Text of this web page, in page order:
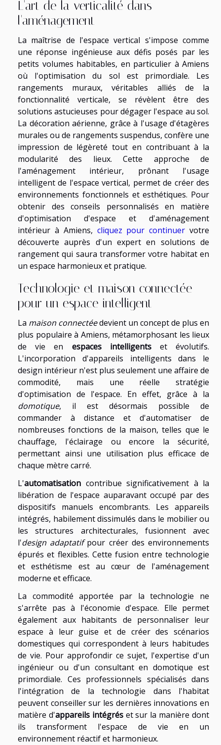
L'art de la verticalité dans
l'aménagement
La maîtrise de l'espace vertical s'impose comme
une réponse ingénieuse aux défis posés par les
petits volumes habitables, en particulier à Amiens
où l'optimisation du sol est primordiale. Les
rangements muraux, véritables alliés de la
fonctionnalité verticale, se révèlent être des
solutions astucieuses pour dégager l'espace au sol.
La décoration aérienne, grâce à l'usage d'étagères
murales ou de rangements suspendus, confère une
impression de légèreté tout en contribuant à la
modularité des lieux. Cette approche de
l'aménagement intérieur, prônant l'usage
intelligent de l'espace vertical, permet de créer des
environnements fonctionnels et esthétiques. Pour
obtenir des conseils personnalisés en matière
d'optimisation d'espace et d'aménagement
intérieur à Amiens, cliquez pour continuer votre
découverte auprès d'un expert en solutions de
rangement qui saura transformer votre habitat en
un espace harmonieux et pratique.
Technologie et maison connectée
pour un espace intelligent
La maison connectéedevient un concept de plus en
plus populaire à Amiens, métamorphosant les lieux
de vie en espaces intelligentset évolutifs.
L'incorporation d'appareils intelligents dans le
design intérieur n'est plus seulement une affaire de
commodité, mais une réelle stratégie
d'optimisation de l'espace. En effet, grâce à la
domotique, il est désormais possible de
commander à distance et d'automatiser de
nombreuses fonctions de la maison, telles que le
chauffage, l'éclairage ou encore la sécurité,
permettant ainsi une utilisation plus efficace de
chaque mètre carré.
L'automatisation contribue significativement à la
libération de l'espace auparavant occupé par des
dispositifs manuels encombrants. Les appareils
intégrés, habilement dissimulés dans le mobilier ou
les structures architecturales, fusionnent avec
l'design adaptatifpour créer des environnements
épurés et flexibles. Cette fusion entre technologie
et esthétisme est au cœur de l'aménagement
moderne et efficace.
La commodité apportée par la technologie ne
s'arrête pas à l'économie d'espace. Elle permet
également aux habitants de personnaliser leur
espace à leur guise et de créer des scénarios
domestiques qui correspondent à leurs habitudes
de vie. Pour approfondir ce sujet, l'expertise d'un
ingénieur ou d'un consultant en domotique est
primordiale. Ces professionnels spécialisés dans
l'intégration de la technologie dans l'habitat
peuvent conseiller sur les dernières innovations en
matière d'appareils intégréset sur la manière dont
ils transforment l'espace de vie en un
environnement réactif et harmonieux.